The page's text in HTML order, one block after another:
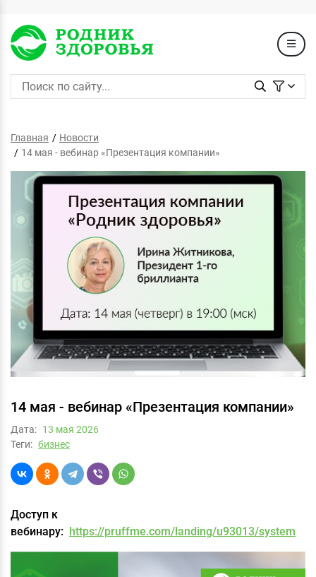
Главная
Новости
14 мая - вебинар «Презентация компании»
14 мая - вебинар «Презентация компании»
Дата: 13 мая 2026
Теги: бизнес
Доступ к
вебинару: https://pruffme.com/landing/u93013/system